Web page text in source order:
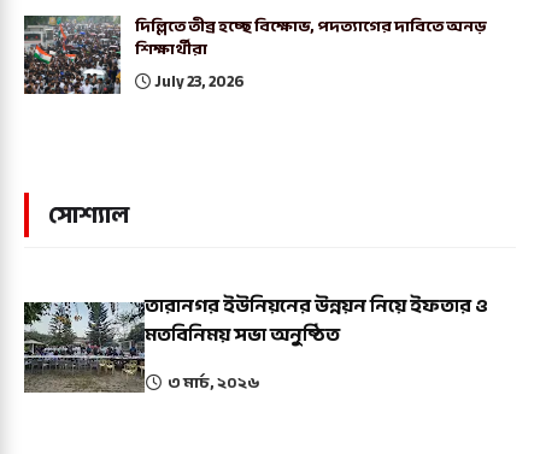
দিল্লিতে তীব্র হচ্ছে বিক্ষোভ, পদত্যাগের দাবিতে অনড়
শিক্ষার্থীরা
July 23, 2026
সোশ্যাল
তারানগর ইউনিয়নের উন্নয়ন নিয়ে ইফতার ও
মতবিনিময় সভা অনুষ্ঠিত
৩ মার্চ, ২০২৬